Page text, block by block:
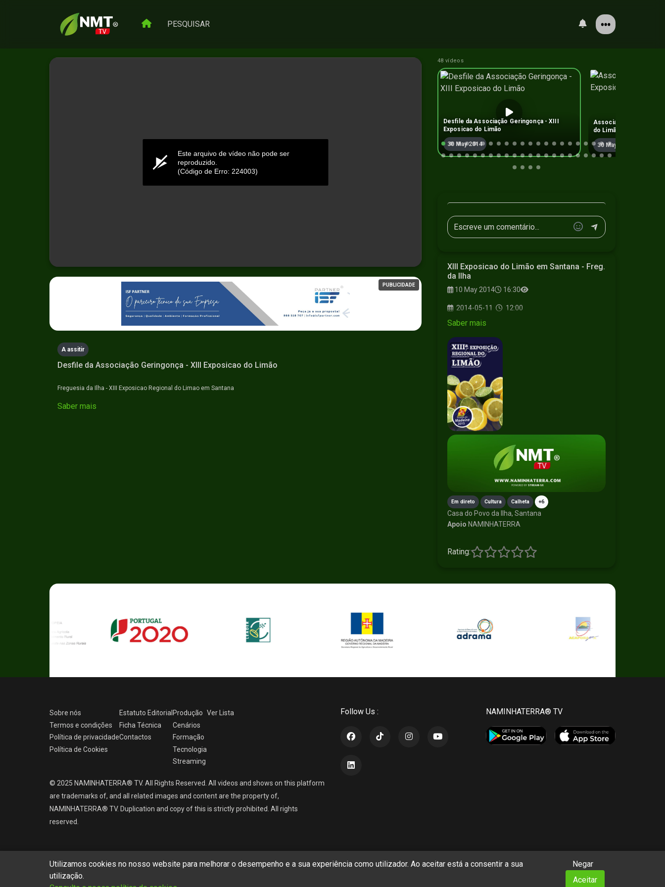
PESQUISAR
seconds
of
Este arquivo de vídeo não pode ser
reproduzido.
(Código de Erro: 224003)
PUBLICIDADE
A assitir
Desfile da Associação Geringonça - XIII Exposicao do Limão
Freguesia da Ilha - XIII Exposicao Regional do Limao em Santana
Saber mais
48 vídeos
Desfile da Associação Geringonça - XIII
Exposicao do Limão
30 May 2014
Associação Geringonça
do Limão
30 May 2014
XIII Exposicao do Limão em Santana - Freg.
da Ilha
10 May 2014 16:30
2014-05-11 12:00
Saber mais
Em direto Cultura Calheta +6
Casa do Povo da Ilha, Santana
Apoio NAMINHATERRA
Rating:
Utilizamos cookies no nosso website para melhorar o desempenho e a sua experiência como utilizador. Ao aceitar está a consentir a sua
utilização.
Negar
Aceitar
Sobre nós
Termos e condições
Política de privacidade
Política de Cookies
Estatuto Editorial
Ficha Técnica
Contactos
Produção
Cenários
Formação
Tecnologia
Streaming
Ver Lista
© 2025 NAMINHATERRA® TV. All Rights Reserved. All videos and shows on this platform
are trademarks of, and all related images and content are the property of,
NAMINHATERRA® TV. Duplication and copy of this is strictly prohibited. All rights
reserved.
Follow Us : NAMINHATERRA® TV